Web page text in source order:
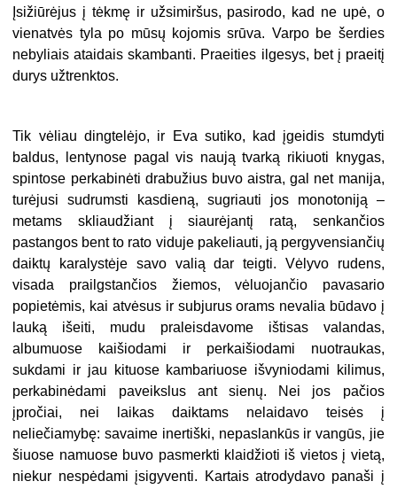
Įsižiūrėjus į tėkmę ir užsimiršus, pasirodo, kad ne upė, o
vienatvės tyla po mūsų kojomis srūva. Varpo be šerdies
nebyliais ataidais skambanti. Praeities ilgesys, bet į praeitį
durys užtrenktos.
Tik vėliau dingtelėjo, ir Eva sutiko, kad įgeidis stumdyti
baldus, lentynose pagal vis naują tvarką rikiuoti knygas,
spintose perkabinėti drabužius buvo aistra, gal net manija,
turėjusi sudrumsti kasdieną, sugriauti jos monotoniją –
metams skliaudžiant į siaurėjantį ratą, senkančios
pastangos bent to rato viduje pakeliauti, ją pergyvensiančių
daiktų karalystėje savo valią dar teigti. Vėlyvo rudens,
visada prailgstančios žiemos, vėluojančio pavasario
popietėmis, kai atvėsus ir subjurus orams nevalia būdavo į
lauką išeiti, mudu praleisdavome ištisas valandas,
albumuose kaišiodami ir perkaišiodami nuotraukas,
sukdami ir jau kituose kambariuose išvyniodami kilimus,
perkabinėdami paveikslus ant sienų. Nei jos pačios
įpročiai, nei laikas daiktams nelaidavo teisės į
neliečiamybę: savaime inertiški, nepaslankūs ir vangūs, jie
šiuose namuose buvo pasmerkti klaidžioti iš vietos į vietą,
niekur nespėdami įsigyventi. Kartais atrodydavo panaši į